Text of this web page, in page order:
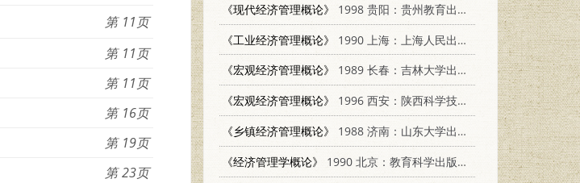
11
11
11
16
19
23
《现代经济管理概论》
1998 贵阳：贵州教育出版社 7805838879
《工业经济管理概论》
1990 上海：上海人民出版社 7208009244
《宏观经济管理概论》
1989 长春：吉林大学出版社 756010276X
《宏观经济管理概论》
1996 西安：陕西科学技术出版社 7536925913
《乡镇经济管理概论》
1988 济南：山东大学出版社 7560700780
《经济管理学概论》
1990 北京：教育科学出版社 7504103225